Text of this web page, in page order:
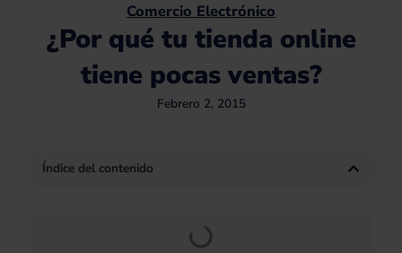
Comercio Electrónico
¿Por qué tu tienda online
tiene pocas ventas?
Febrero 2, 2015
Índice del contenido